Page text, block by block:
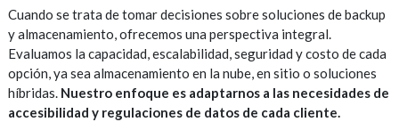
Cuando se trata de tomar decisiones sobre soluciones de backup
y almacenamiento, ofrecemos una perspectiva integral.
Evaluamos la capacidad, escalabilidad, seguridad y costo de cada
opción, ya sea almacenamiento en la nube, en sitio o soluciones
híbridas. Nuestro enfoque es adaptarnos a las necesidades de
accesibilidad y regulaciones de datos de cada cliente.